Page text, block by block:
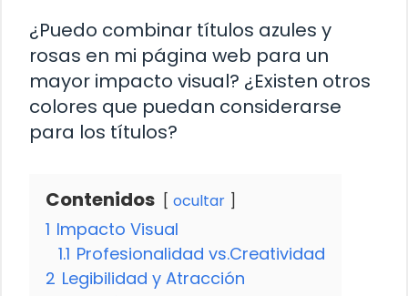
¿Puedo combinar títulos azules y
rosas en mi página web para un
mayor impacto visual? ¿Existen otros
colores que puedan considerarse
para los títulos?
Contenidos ocultar
1 Impacto Visual
1.1 Profesionalidad vs.Creatividad
2 Legibilidad y Atracción